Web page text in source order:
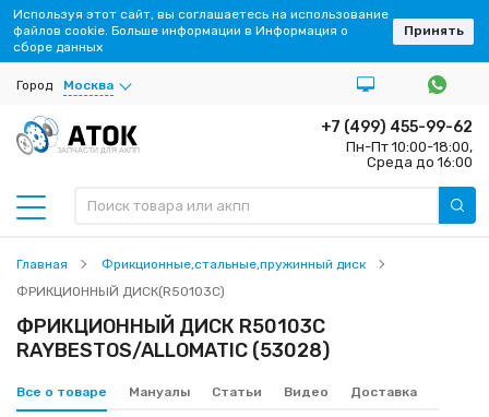
Город Москва
ЗАПЧАСТИ ДЛЯ АКПП
+7 (499) 455-99-62
Пн-Пт 10:00-18:00,
Среда до 16:00
Главная
Фрикционные,стальные,пружинный диск
ФРИКЦИОННЫЙ ДИСК(R50103C)
ФРИКЦИОННЫЙ ДИСК R50103C
RAYBESTOS/ALLOMATIC (53028)
Все о товаре Мануалы Статьи Видео Доставка
Используя этот сайт, вы соглашаетесь на использование
файлов cookie. Больше информации в Информация о
сборе данных
Принять